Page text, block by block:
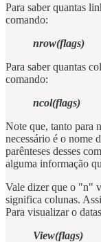
Para saber quantas
comando:
nrow(flags)
Para saber quantas
comando:
ncol(flags)
Note que, tanto para
necessário é o nome
parênteses desses
alguma informação
Vale dizer que o "n"
significa colunas.
Para visualizar o
View(flags)